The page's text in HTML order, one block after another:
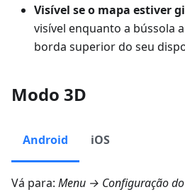
Visível se o mapa estiver
visível enquanto a bússola
borda superior do seu
Modo 3D
Android iOS
Vá para: Menu → Configuração